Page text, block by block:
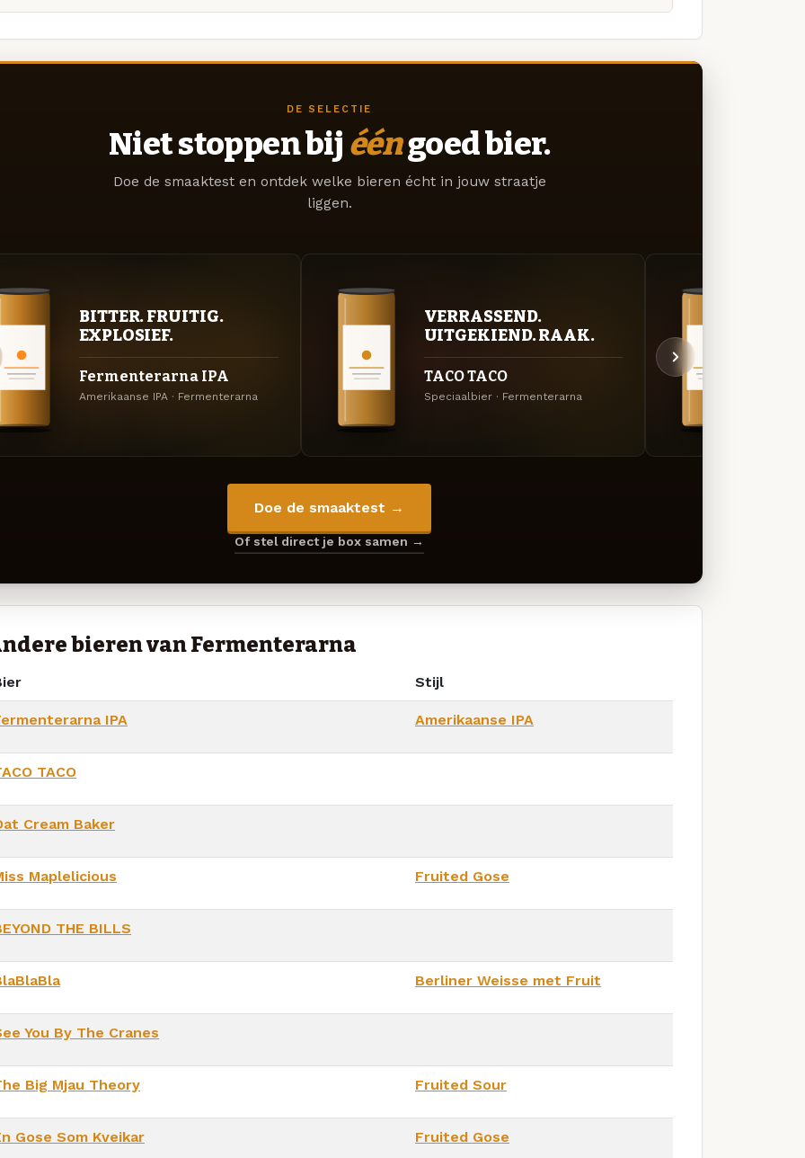
DE SELECTIE
Niet stoppen bij ééngoed bier.
Doe de smaaktest en ontdek welke bieren écht in jouw straatje
liggen.
BITTER. FRUITIG.
EXPLOSIEF.
Fermenterarna IPA
Amerikaanse IPA · Fermenterarna
VERRASSEND.
UITGEKIEND. RAAK.
TACO TACO
Speciaalbier · Fermenterarna
Doe de smaaktest →
Of stel direct je box samen →
bieren van Fermenterarna
Stijl
IPA Amerikaanse IPA
TACO
Cream Baker
Maplelicious Fruited Gose
THE BILLS
Berliner Weisse met Fruit
You By The Cranes
Big Mjau Theory Fruited Sour
Gose Som Kveikar Fruited Gose